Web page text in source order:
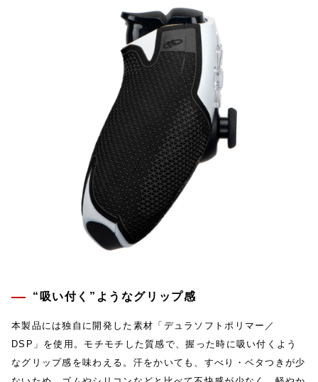
“吸い付く”ようなグリップ感
本製品には独自に開発した素材「デュラソフトポリマー／
DSP」を使用。モチモチした質感で、握った時に吸い付くよう
なグリップ感を味わえる。汗をかいても、すべり・ベタつきが少